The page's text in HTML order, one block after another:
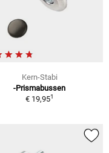
Kern-Stabi
-Prismabussen
€ 19,951